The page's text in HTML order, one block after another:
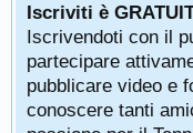
Iscriviti è
Iscrivendoti con il
partecipare
pubblicare video e
conoscere tanti